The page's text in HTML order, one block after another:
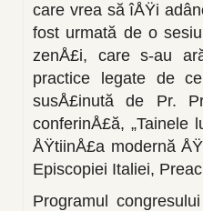
care vrea să îÅŸi
fost urmată de o
zenÅ£i, care s-au
practice legate de
susÅ£inută de Pr.
conferinÅ£ă,
ÅŸtiinÅ£a modernă
Episcopiei Italiei,
Programul